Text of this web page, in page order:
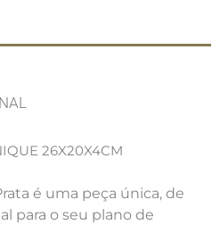
26X20X4CM
é uma peça única, de
para o seu plano de